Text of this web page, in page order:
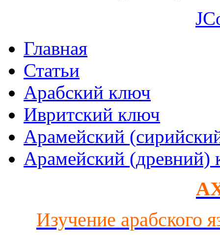
Главная
Статьи
Арабский ключ
Ивритский ключ
Арамейский
Арамейский (древний)
Изучение арабского